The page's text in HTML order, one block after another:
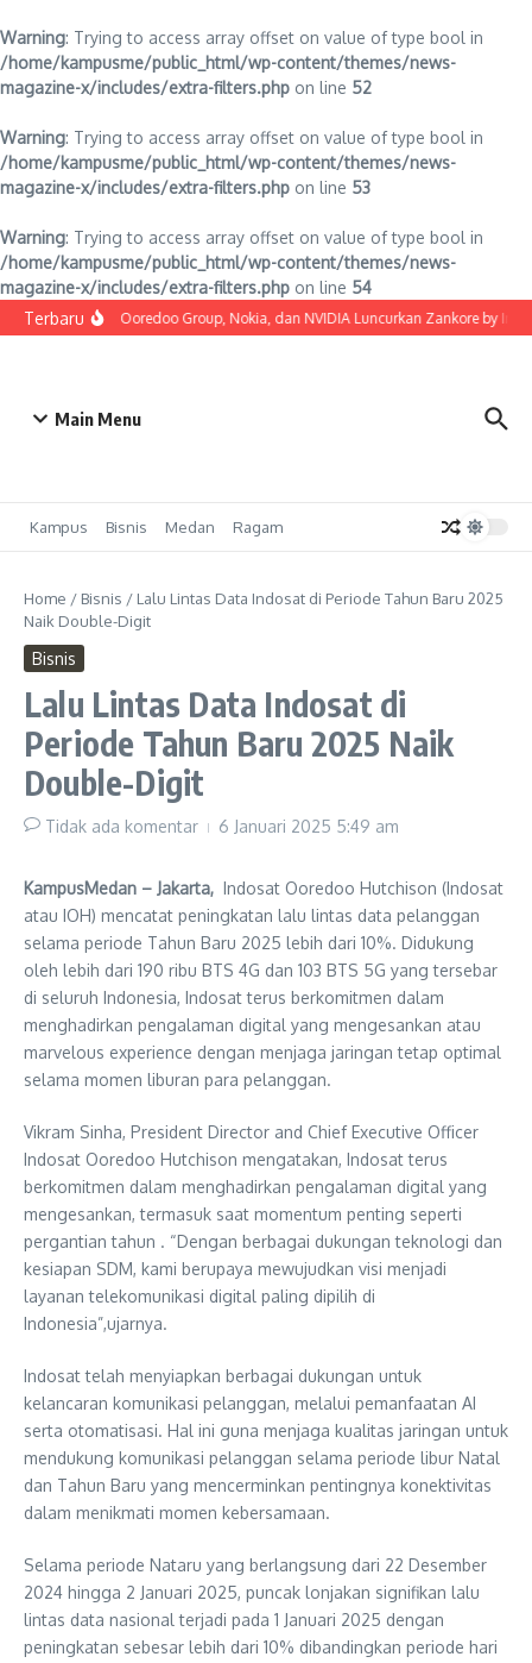
Warning: Trying to access array offset on value of type bool in
/home/kampusme/public_html/wp-content/themes/news-
magazine-x/includes/extra-filters.php on line 52
Warning: Trying to access array offset on value of type bool in
/home/kampusme/public_html/wp-content/themes/news-
magazine-x/includes/extra-filters.php on line 53
Warning: Trying to access array offset on value of type bool in
/home/kampusme/public_html/wp-content/themes/news-
magazine-x/includes/extra-filters.php on line 54
Lewati ke konten
TerbaruIndosat, Ooredoo Group, Nokia, dan NVIDIA Luncurkan Zankore by
Main Menu
Kampus Bisnis Medan Ragam
Home / Bisnis / Lalu Lintas Data Indosat di Periode Tahun Baru 2025
Naik Double-Digit
Bisnis
Lalu Lintas Data Indosat di
Periode Tahun Baru 2025 Naik
Double-Digit
Tidak ada komentar 6 Januari 2025 5:49 am
KampusMedan – Jakarta, Indosat Ooredoo Hutchison (Indosat
atau IOH) mencatat peningkatan lalu lintas data pelanggan
selama periode Tahun Baru 2025 lebih dari 10%. Didukung
oleh lebih dari 190 ribu BTS 4G dan 103 BTS 5G yang tersebar
di seluruh Indonesia, Indosat terus berkomitmen dalam
menghadirkan pengalaman digital yang mengesankan atau
marvelous experience dengan menjaga jaringan tetap optimal
selama momen liburan para pelanggan.
Vikram Sinha, President Director and Chief Executive Officer
Indosat Ooredoo Hutchison mengatakan, Indosat terus
berkomitmen dalam menghadirkan pengalaman digital yang
mengesankan, termasuk saat momentum penting seperti
pergantian tahun . “Dengan berbagai dukungan teknologi dan
kesiapan SDM, kami berupaya mewujudkan visi menjadi
layanan telekomunikasi digital paling dipilih di
Indonesia”,ujarnya.
Indosat telah menyiapkan berbagai dukungan untuk
kelancaran komunikasi pelanggan, melalui pemanfaatan AI
serta otomatisasi. Hal ini guna menjaga kualitas jaringan untuk
mendukung komunikasi pelanggan selama periode libur Natal
dan Tahun Baru yang mencerminkan pentingnya konektivitas
dalam menikmati momen kebersamaan.
Selama periode Nataru yang berlangsung dari 22 Desember
2024 hingga 2 Januari 2025, puncak lonjakan signifikan lalu
lintas data nasional terjadi pada 1 Januari 2025 dengan
peningkatan sebesar lebih dari 10% dibandingkan periode hari